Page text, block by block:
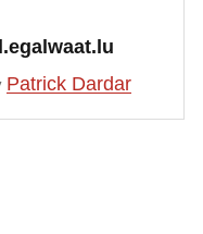
Patrick Dardar